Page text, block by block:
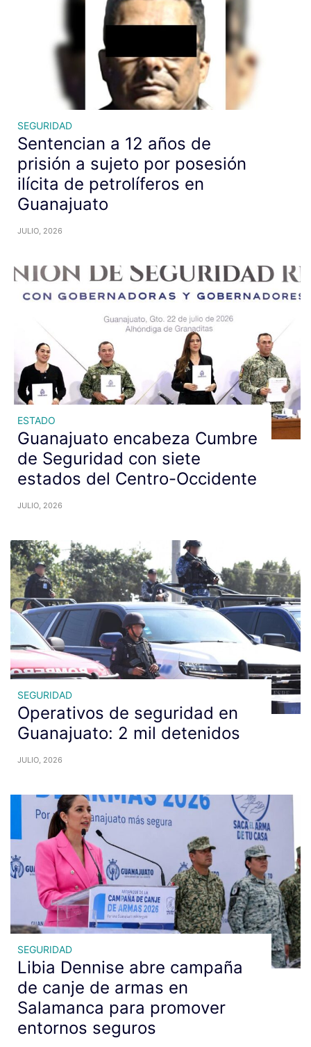
SEGURIDAD
Sentencian a 12 años de
prisión a sujeto por posesión
ilícita de petrolíferos en
Guanajuato
JULIO, 2026
ESTADO
Guanajuato encabeza Cumbre
de Seguridad con siete
estados del Centro-Occidente
JULIO, 2026
SEGURIDAD
Operativos de seguridad en
Guanajuato: 2 mil detenidos
JULIO, 2026
SEGURIDAD
Libia Dennise abre campaña
de canje de armas en
Salamanca para promover
entornos seguros